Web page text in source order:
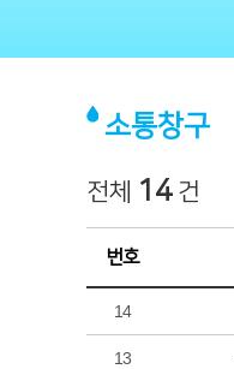
소통창구
전체 14 건
번호
14
13